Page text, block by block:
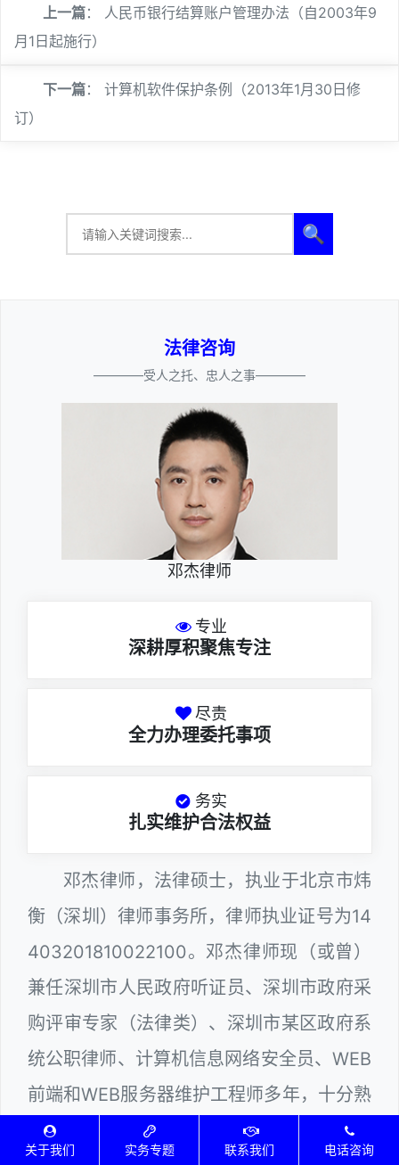
上一篇： 人民币银行结算账户管理办法（自2003年9
月1日起施行）
下一篇： 计算机软件保护条例（2013年1月30日修
订）
🔍
法律咨询
————受人之托、忠人之事————
邓杰律师
专业
深耕厚积聚焦专注
尽责
全力办理委托事项
务实
扎实维护合法权益
邓杰律师，法律硕士，执业于北京市炜
衡（深圳）律师事务所，律师执业证号为14
403201810022100。邓杰律师现（或曾）
兼任深圳市人民政府听证员、深圳市政府采
购评审专家（法律类）、深圳市某区政府系
统公职律师、计算机信息网络安全员、WEB
前端和WEB服务器维护工程师多年，十分熟
悉电子商务平台领域涉及到的网络技术和行
关于我们 实务专题 联系我们 电话咨询